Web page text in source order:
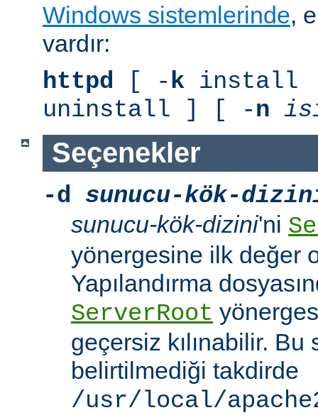
Windows sistemlerinde,
vardır:
httpd [ -k install
uninstall ] [ -n
Seçenekler
-d
sunucu-kök-
sunucu-kök-dizini'ni
yönergesine ilk değer
Yapılandırma
ServerRoot
geçersiz kılınabilir. Bu
belirtilmediği takdirde
/usr/local/